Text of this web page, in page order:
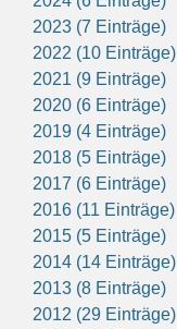
2023 (7 Einträge)
2022 (10 Einträge)
2021 (9 Einträge)
2020 (6 Einträge)
2019 (4 Einträge)
2018 (5 Einträge)
2017 (6 Einträge)
2016 (11 Einträge)
2015 (5 Einträge)
2014 (14 Einträge)
2013 (8 Einträge)
2012 (29 Einträge)